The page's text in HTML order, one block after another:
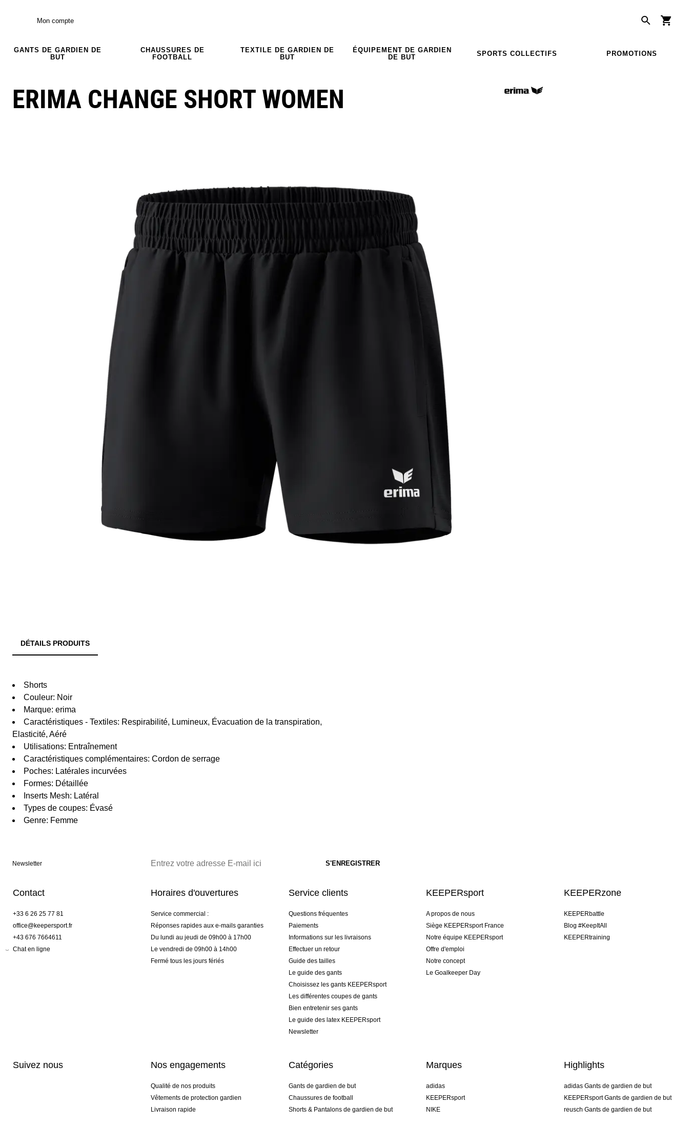
Mon compte
GANTS DE GARDIEN DE
BUT
CHAUSSURES DE
FOOTBALL
TEXTILE DE GARDIEN DE
BUT
ÉQUIPEMENT DE GARDIEN
DE BUT
SPORTS COLLECTIFS PROMOTIONS
ERIMA CHANGE SHORT WOMEN
DÉTAILS PRODUITS
Shorts
Couleur: Noir
Marque: erima
Caractéristiques - Textiles: Respirabilité, Lumineux, Évacuation de la transpiration,
Elasticité, Aéré
Utilisations: Entraînement
Caractéristiques complémentaires: Cordon de serrage
Poches: Latérales incurvées
Formes: Détaillée
Inserts Mesh: Latéral
Types de coupes: Évasé
Genre: Femme
Newsletter
Contact
+33 6 26 25 77 81
office@keepersport.fr
+43 676 7664611
Chat en ligne
Horaires d'ouvertures
Service commercial :
Réponses rapides aux e-mails garanties
Du lundi au jeudi de 09h00 à 17h00
Le vendredi de 09h00 à 14h00
Fermé tous les jours fériés
Service clients
Questions fréquentes
Paiements
Informations sur les livraisons
Effectuer un retour
Guide des tailles
Le guide des gants
Choisissez les gants KEEPERsport
Les différentes coupes de gants
Bien entretenir ses gants
Le guide des latex KEEPERsport
Newsletter
KEEPERsport
A propos de nous
Siège KEEPERsport France
Notre équipe KEEPERsport
Offre d'emploi
Notre concept
Le Goalkeeper Day
KEEPERzone
KEEPERbattle
Blog #KeepItAll
KEEPERtraining
Suivez nous Nos engagements
Qualité de nos produits
Vêtements de protection gardien
Livraison rapide
Catégories
Gants de gardien de but
Chaussures de football
Shorts & Pantalons de gardien de but
Marques
adidas
KEEPERsport
NIKE
Highlights
adidas Gants de gardien de but
KEEPERsport Gants de gardien de but
reusch Gants de gardien de but